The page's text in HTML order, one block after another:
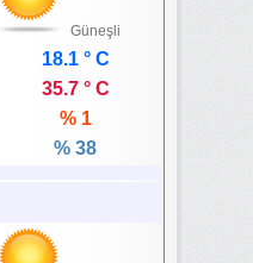
Güneşli
18.1 ° C
35.7 ° C
% 1
% 38